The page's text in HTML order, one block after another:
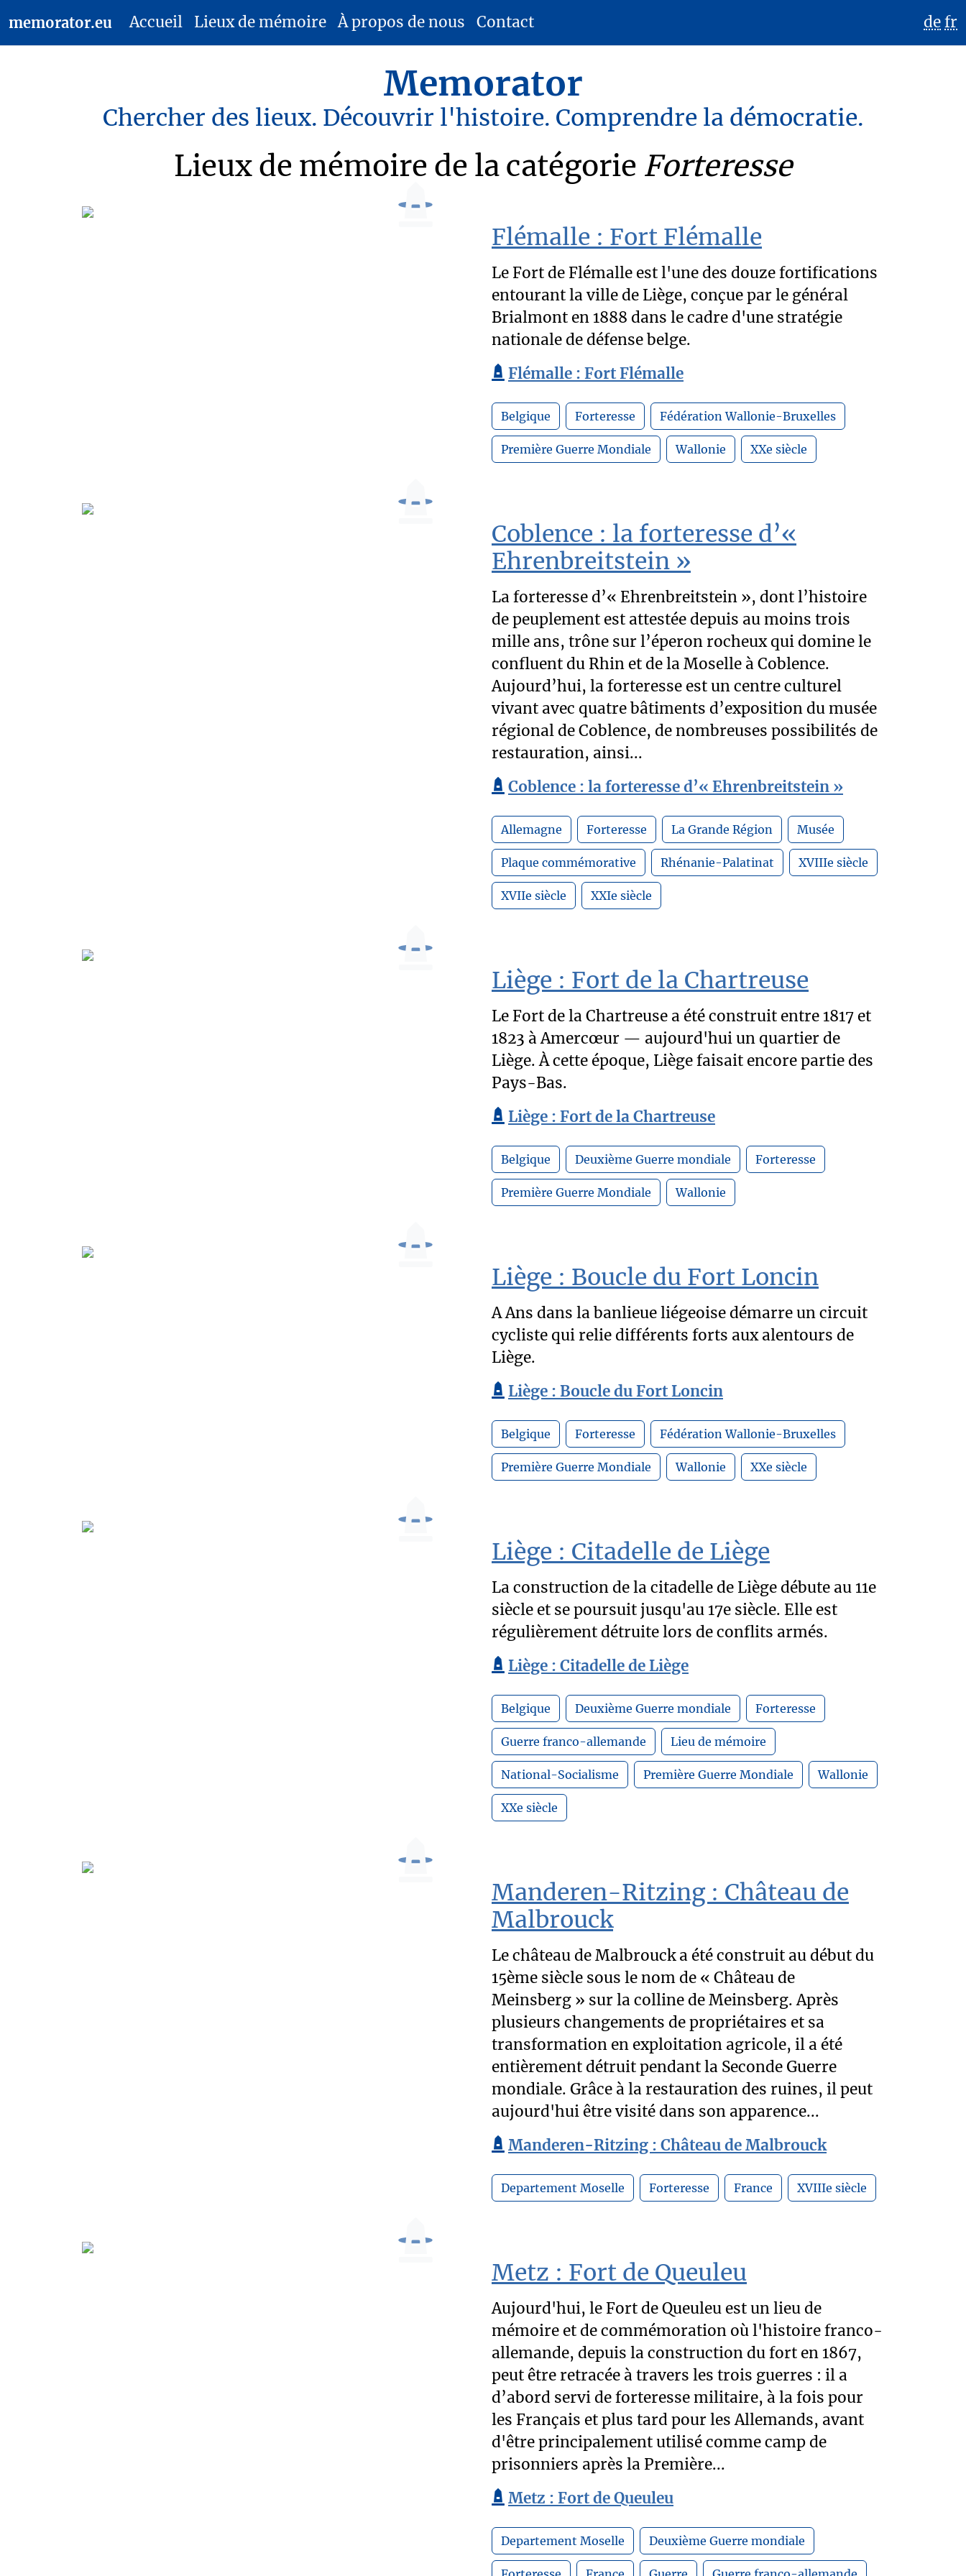
memorator.eu Accueil Lieux de mémoire À propos de nous Contact defr
Memorator
Chercher des lieux. Découvrir l'histoire. Comprendre la démocratie.
Lieux de mémoire de la catégorie Forteresse
Flémalle : Fort Flémalle
Le Fort de Flémalle est l'une des douze fortifications
entourant la ville de Liège, conçue par le général
Brialmont en 1888 dans le cadre d'une stratégie
nationale de défense belge.
Flémalle : Fort Flémalle
Belgique Forteresse Fédération Wallonie-Bruxelles
Première Guerre Mondiale Wallonie XXe siècle
Coblence : la forteresse d’«
Ehrenbreitstein »
La forteresse d’« Ehrenbreitstein », dont l’histoire
de peuplement est attestée depuis au moins trois
mille ans, trône sur l’éperon rocheux qui domine le
confluent du Rhin et de la Moselle à Coblence.
Aujourd’hui, la forteresse est un centre culturel
vivant avec quatre bâtiments d’exposition du musée
régional de Coblence, de nombreuses possibilités de
restauration, ainsi...
Coblence : la forteresse d’« Ehrenbreitstein »
Allemagne Forteresse La Grande Région Musée
Plaque commémorative Rhénanie-Palatinat XVIIIe siècle
XVIIe siècle XXIe siècle
Liège : Fort de la Chartreuse
Le Fort de la Chartreuse a été construit entre 1817 et
1823 à Amercœur — aujourd'hui un quartier de
Liège. À cette époque, Liège faisait encore partie des
Pays-Bas.
Liège : Fort de la Chartreuse
Belgique Deuxième Guerre mondiale Forteresse
Première Guerre Mondiale Wallonie
Liège : Boucle du Fort Loncin
A Ans dans la banlieue liégeoise démarre un circuit
cycliste qui relie différents forts aux alentours de
Liège.
Liège : Boucle du Fort Loncin
Belgique Forteresse Fédération Wallonie-Bruxelles
Première Guerre Mondiale Wallonie XXe siècle
Liège : Citadelle de Liège
La construction de la citadelle de Liège débute au 11e
siècle et se poursuit jusqu'au 17e siècle. Elle est
régulièrement détruite lors de conflits armés.
Liège : Citadelle de Liège
Belgique Deuxième Guerre mondiale Forteresse
Guerre franco-allemande Lieu de mémoire
National-Socialisme Première Guerre Mondiale Wallonie
XXe siècle
Manderen-Ritzing : Château de
Malbrouck
Le château de Malbrouck a été construit au début du
15ème siècle sous le nom de « Château de
Meinsberg » sur la colline de Meinsberg. Après
plusieurs changements de propriétaires et sa
transformation en exploitation agricole, il a été
entièrement détruit pendant la Seconde Guerre
mondiale. Grâce à la restauration des ruines, il peut
aujourd'hui être visité dans son apparence...
Manderen-Ritzing : Château de Malbrouck
Departement Moselle Forteresse France XVIIIe siècle
Metz : Fort de Queuleu
Aujourd'hui, le Fort de Queuleu est un lieu de
mémoire et de commémoration où l'histoire franco-
allemande, depuis la construction du fort en 1867,
peut être retracée à travers les trois guerres : il a
d’abord servi de forteresse militaire, à la fois pour
les Français et plus tard pour les Allemands, avant
d'être principalement utilisé comme camp de
prisonniers après la Première...
Metz : Fort de Queuleu
Departement Moselle Deuxième Guerre mondiale